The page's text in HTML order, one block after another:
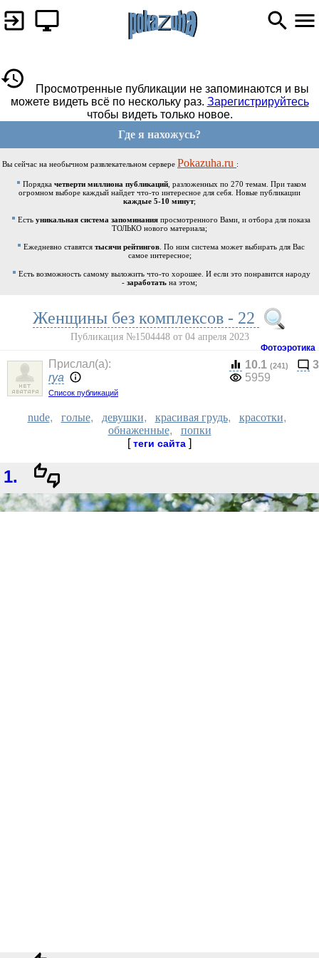
Просмотренные публикации не запоминаются и вы
можете видеть всё по нескольку раз. Зарегистрируйтесь
чтобы видеть только новое.
Где я нахожусь?
Вы сейчас на необычном развлекательном сервере Pokazuha.ru :
Порядка четверти миллиона публикаций, разложенных по 270 темам. При таком
огромном выборе каждый найдет что-то интересное для себя. Новые публикации
каждые 5-10 минут;
Есть уникальная система запоминания просмотренного Вами, и отбора для показа
ТОЛЬКО нового материала;
Ежедневно ставятся тысячи рейтингов . По ним система может выбирать для Вас
самое интересное;
Есть возможность самому выложить что-то хорошее. И если это понравится народу
- заработать на этом;
Женщины без комплексов - 22
Публикация №1504448 от 04 апреля 2023
Фотоэротика
Прислал(a):
rya
Список публикаций
10.1 (241)
3
5959
nude, голые, девушки, красивая грудь, красотки,
обнаженные, попки
[теги сайта ]
1.